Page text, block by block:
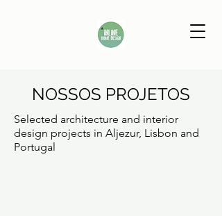
NOSSOS PROJETOS
Selected architecture and interior
design projects in Aljezur, Lisbon and
Portugal